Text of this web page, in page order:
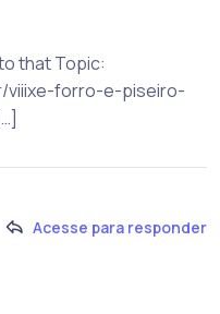
that Topic:
viiixe-forro-e-piseiro-
Acesse para responder